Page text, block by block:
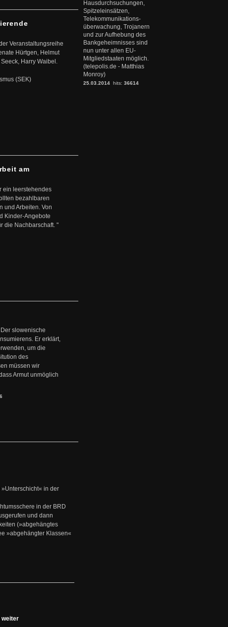
Veranstaltungsreihe
Hürtgen, Helmut
Harry Waibel.
(SEK)
am
ein leerstehendes
bezahlbaren
und Arbeiten. Von
Kinder-Angebote
die Nachbarschaft. "
slowenische
Er erklärt,
um die
des
müssen wir
Armut unmöglich
in der
in der BRD
und dann
(»abgehängtes
»abgehängter Klassen«
weiter
Hausdurchsuchungen,
Spitzeleinsätzen,
Telekommunikations-
überwachung, Trojanern
und zur Aufhebung des
Bankgeheimnisses sind
nun unter allen EU-
Mitgliedstaaten möglich.
(telepolis.de - Matthias
Monroy)
25.03.2014 hits: 36614